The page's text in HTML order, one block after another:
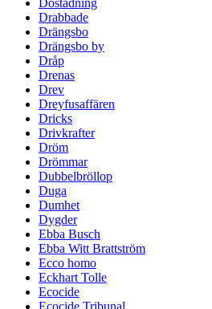
Drabbade
Drängsbo
Drängsbo by
Dråp
Drenas
Drev
Dreyfusaffären
Dricks
Drivkrafter
Dröm
Drömmar
Dubbelbröllop
Duga
Dumhet
Dygder
Ebba Busch
Ebba Witt Brattström
Ecco homo
Eckhart Tolle
Ecocide
Ecocide Tribunal